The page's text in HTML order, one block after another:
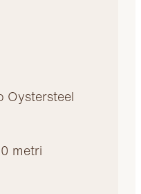
Oystersteel
metri